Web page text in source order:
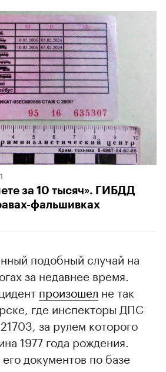
за 10 тысяч». ГИБДД
фальшивках
подобный случай на
за недавнее время.
произошел не так
где инспекторы ДПС
за рулем которого
1977 года рождения.
документов по базе